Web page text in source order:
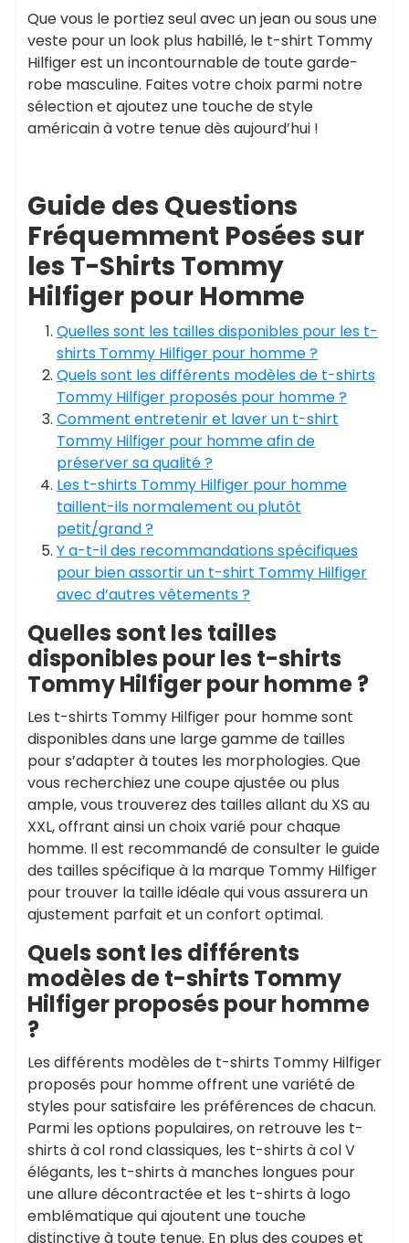
Que vous le portiez seul avec un jean ou sous une
veste pour un look plus habillé, le t-shirt Tommy
Hilfiger est un incontournable de toute garde-
robe masculine. Faites votre choix parmi notre
sélection et ajoutez une touche de style
américain à votre tenue dès aujourd’hui !
Guide des Questions
Fréquemment Posées sur
les T-Shirts Tommy
Hilfiger pour Homme
Quelles sont les tailles disponibles pour les t-
shirts Tommy Hilfiger pour homme ?
Quels sont les différents modèles de t-shirts
Tommy Hilfiger proposés pour homme ?
Comment entretenir et laver un t-shirt
Tommy Hilfiger pour homme afin de
préserver sa qualité ?
Les t-shirts Tommy Hilfiger pour homme
taillent-ils normalement ou plutôt
petit/grand ?
Y a-t-il des recommandations spécifiques
pour bien assortir un t-shirt Tommy Hilfiger
avec d’autres vêtements ?
Quelles sont les tailles
disponibles pour les t-shirts
Tommy Hilfiger pour homme ?
Les t-shirts Tommy Hilfiger pour homme sont
disponibles dans une large gamme de tailles
pour s’adapter à toutes les morphologies. Que
vous recherchiez une coupe ajustée ou plus
ample, vous trouverez des tailles allant du XS au
XXL, offrant ainsi un choix varié pour chaque
homme. Il est recommandé de consulter le guide
des tailles spécifique à la marque Tommy Hilfiger
pour trouver la taille idéale qui vous assurera un
ajustement parfait et un confort optimal.
Quels sont les différents
modèles de t-shirts Tommy
Hilfiger proposés pour homme
?
Les différents modèles de t-shirts Tommy Hilfiger
proposés pour homme offrent une variété de
styles pour satisfaire les préférences de chacun.
Parmi les options populaires, on retrouve les t-
shirts à col rond classiques, les t-shirts à col V
élégants, les t-shirts à manches longues pour
une allure décontractée et les t-shirts à logo
emblématique qui ajoutent une touche
distinctive à toute tenue. En plus des coupes et